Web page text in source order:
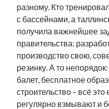
памятники парад клоунов
подкаст потеряны
рийгикогу россия
русскоязычное образование
танк
эстония эстонский язык
разному. Кто
с бассейнами, а
получила важнейшее
правительства:
производство свою,
резинку. А то
балет, бесплатное
строительство – всё
регулярно взмывают и